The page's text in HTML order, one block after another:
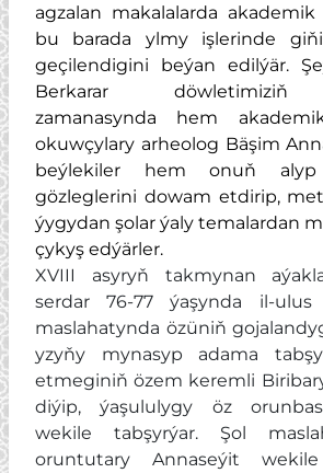
agzalan makalalarda
bu barada ylmy işlerinde
geçilendigini beýan edilýär.
Berkarar döwletimiziň
zamanasynda hem
okuwçylary arheolog Bäşim
beýlekiler hem onuň
gözleglerini dowam etdirip,
ýygydan şolar ýaly temalardan
çykyş edýärler.
XVIII asyryň takmynan
serdar 76-77 ýaşynda il-
maslahatynda özüniň
yzyňy mynasyp adama
etmeginiň özem keremli
diýip, ýaşululygy öz
wekile tabşyrýar. Şol
oruntutary Annaseýit